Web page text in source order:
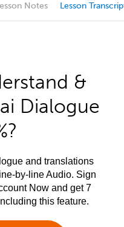
Notes Lesson
&
Dialogue
and translations
by-line Audio. Sign
Now and get 7
this feature.